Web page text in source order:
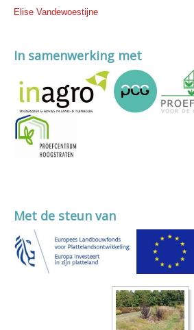
Elise Vandewoestijne
In samenwerking met
Met de steun van